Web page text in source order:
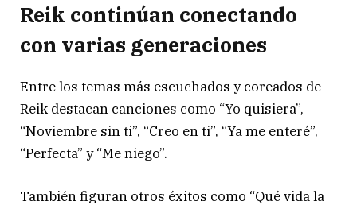
Reik continúan conectando
con varias generaciones
Entre los temas más escuchados y coreados de
Reik destacan canciones como “Yo quisiera”,
“Noviembre sin ti”, “Creo en ti”, “Ya me enteré”,
“Perfecta” y “Me niego”.
También figuran otros éxitos como “Qué vida la